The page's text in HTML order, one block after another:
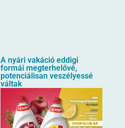
A nyári vakáció eddigi
formái megterhelővé,
potenciálisan veszélyessé
váltak